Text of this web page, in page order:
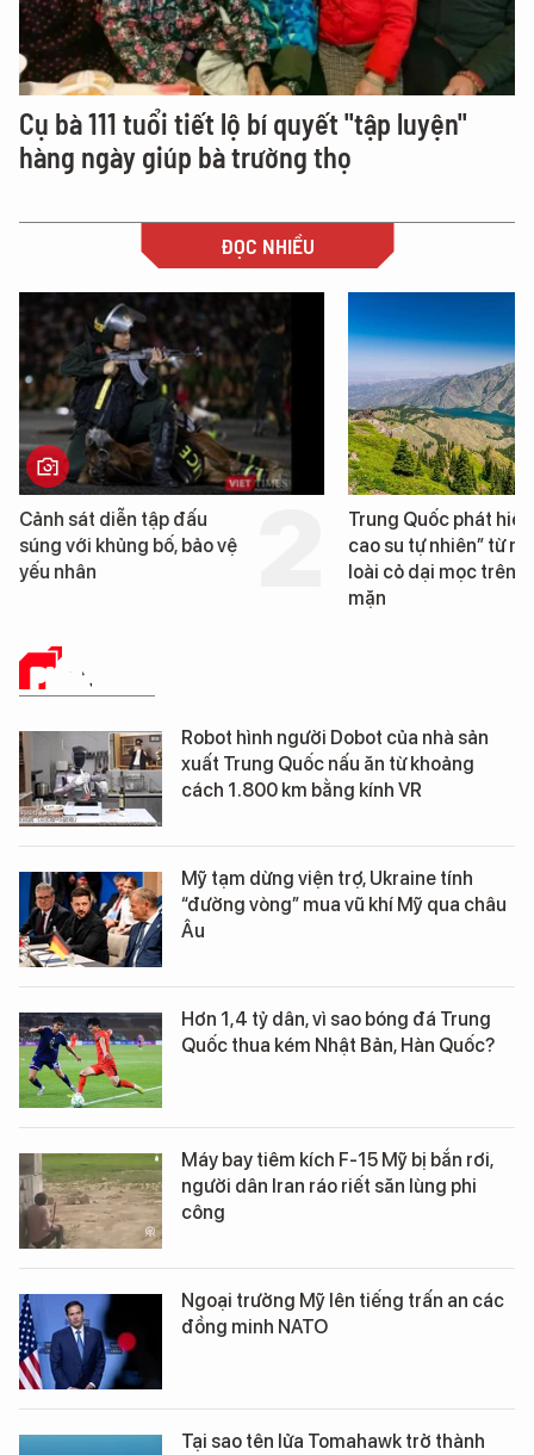
Cụ bà 111 tuổi tiết lộ bí quyết "tập luyện"
hàng ngày giúp bà trường thọ
ĐỌC NHIỀU
Trung Quốc phát hiện “mỏ
cao su tự nhiên” từ một
loài cỏ dại mọc trên đất
Loạt dự án bất động
Đà Nẵng sắp bị kiểm
PHÂN TÍCH
Robot hình người Dobot của nhà sản
xuất Trung Quốc nấu ăn từ khoảng
cách 1.800 km bằng kính VR
Mỹ tạm dừng viện trợ, Ukraine tính
“đường vòng” mua vũ khí Mỹ qua châu
Âu
Hơn 1,4 tỷ dân, vì sao bóng đá Trung
Quốc thua kém Nhật Bản, Hàn Quốc?
Máy bay tiêm kích F-15 Mỹ bị bắn rơi,
người dân Iran ráo riết săn lùng phi
công
Ngoại trưởng Mỹ lên tiếng trấn an các
đồng minh NATO
Tại sao tên lửa Tomahawk trở thành